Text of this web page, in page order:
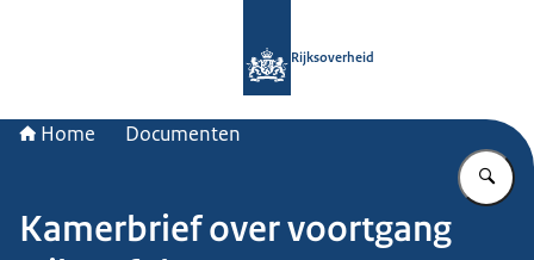
Rijksoverheid
Home Documenten
Kamerbrief over voortgang